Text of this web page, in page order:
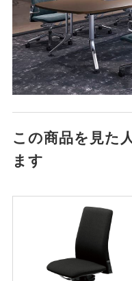
この商品を見た
ます